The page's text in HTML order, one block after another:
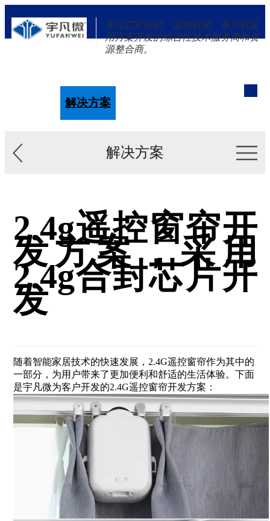
专注芯片合封、定制封装、单片机应
用方案开发的综合性技术服务商和资
源整合商。
解决方案
解决方案
2.4g遥控窗帘开
发方案，采用
2.4g合封芯片开
发
随着智能家居技术的快速发展，2.4G遥控窗帘作为其中的
一部分，为用户带来了更加便利和舒适的生活体验。下面
是宇凡微为客户开发的2.4G遥控窗帘开发方案：